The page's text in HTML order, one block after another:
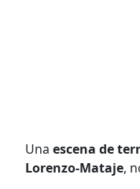
Una escena de
Lorenzo-Mataje,